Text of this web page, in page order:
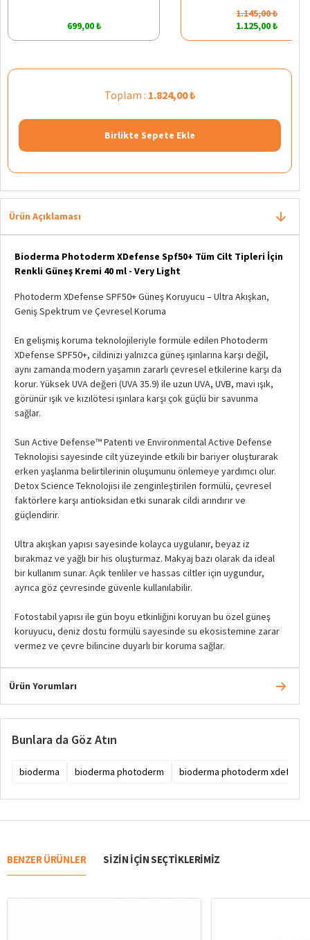
699,00 ₺
1.145,00 ₺
1.125,00 ₺
Toplam : 1.824,00 ₺
Birlikte Sepete Ekle
Ürün Açıklaması
Bioderma Photoderm XDefense Spf50+ Tüm Cilt Tipleri İçin
Renkli Güneş Kremi 40 ml - Very Light
Photoderm XDefense SPF50+ Güneş Koruyucu – Ultra Akışkan,
Geniş Spektrum ve Çevresel Koruma
En gelişmiş koruma teknolojileriyle formüle edilen Photoderm
XDefense SPF50+, cildinizi yalnızca güneş ışınlarına karşı değil,
aynı zamanda modern yaşamın zararlı çevresel etkilerine karşı da
korur. Yüksek UVA değeri (UVA 35.9) ile uzun UVA, UVB, mavi ışık,
görünür ışık ve kızılötesi ışınlara karşı çok güçlü bir savunma
sağlar.
Sun Active Defense™ Patenti ve Environmental Active Defense
Teknolojisi sayesinde cilt yüzeyinde etkili bir bariyer oluşturarak
erken yaşlanma belirtilerinin oluşumunu önlemeye yardımcı olur.
Detox Science Teknolojisi ile zenginleştirilen formülü, çevresel
faktörlere karşı antioksidan etki sunarak cildi arındırır ve
güçlendirir.
Ultra akışkan yapısı sayesinde kolayca uygulanır, beyaz iz
bırakmaz ve yağlı bir his oluşturmaz. Makyaj bazı olarak da ideal
bir kullanım sunar. Açık tenliler ve hassas ciltler için uygundur,
ayrıca göz çevresinde güvenle kullanılabilir.
Fotostabil yapısı ile gün boyu etkinliğini koruyan bu özel güneş
koruyucu, deniz dostu formülü sayesinde su ekosistemine zarar
vermez ve çevre bilincine duyarlı bir koruma sağlar.
Ürün Yorumları
Bunlara da Göz Atın
bioderma bioderma photoderm bioderma photoderm
BENZER ÜRÜNLER SIZIN IÇIN SEÇTIKLERIMIZ